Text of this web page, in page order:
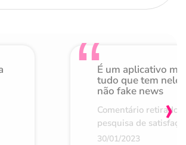
É um aplicativo
tudo que tem nele
não fake news
Comentário retirado
pesquisa de
30/01/2023
›